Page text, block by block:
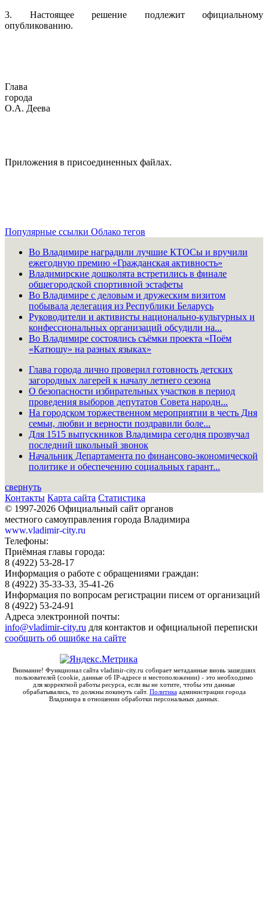
3. Настоящее решение подлежит официальному
опубликованию.
Глава
О.А. Деева
Приложения в присоединенных файлах.
Популярные ссылки Облако тегов
Во Владимире наградили лучшие КТОСы и вручили
ежегодную премию «Гражданская активность»
Владимирские дошколята встретились в финале
общегородской спортивной эстафеты
Во Владимире с деловым и дружеским визитом
побывала делегация из Республики Беларусь
Руководители и активисты национально-культурных и
конфессиональных организаций обсудили на...
Во Владимире состоялись съёмки проекта «Поём
«Катюшу» на разных языках»
Глава города лично проверил готовность детских
загородных лагерей к началу летнего сезона
О безопасности избирательных участков в период
проведения выборов депутатов Совета народн...
На городском торжественном мероприятии в честь Дня
семьи, любви и верности поздравили боле...
Для 1515 выпускников Владимира сегодня прозвучал
последний школьный звонок
Начальник Департамента по финансово-экономической
политике и обеспечению социальных гарант...
свернуть
Контакты Карта сайта Статистика
© 1997-2026 Официальный сайт органов
местного самоуправления города Владимира
www.vladimir-city.ru
Телефоны:
Приёмная главы города:
8 (4922) 53-28-17
Информация о работе с обращениями граждан:
8 (4922) 35-33-33, 35-41-26
Информация по вопросам регистрации писем от организаций
8 (4922) 53-24-91
Адреса электронной почты:
info@vladimir-city.ru для контактов и официальной переписки
сообщить об ошибке на сайте
Внимание! Функционал сайта vladimir-city.ru собирает метаданные вновь зашедших
пользователей (cookie, данные об IP-адресе и местоположении) - это необходимо
для корректной работы ресурса, если вы не хотите, чтобы эти данные
обрабатывались, то должны покинуть сайт. Политикаадминистрации города
Владимира в отношении обработки персональных данных.